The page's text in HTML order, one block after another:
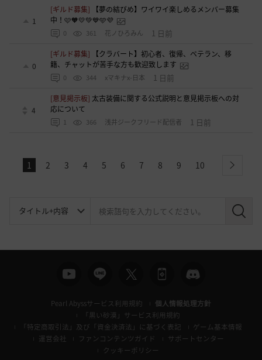
1
[ギルド募集]
【夢の結びめ】ワイワイ楽しめるメンバー募集
中！🩷🧡💛💚💙🩵💜
0 361 花ノひろみん 1 日前
0
[ギルド募集]
【クラバート】初心者、復帰、ベテラン、移
籍、チャットが苦手な方も歓迎致します
0 344 xマキナx-日本 1 日前
4
[意見掲示板] 太古装備に関する公式説明と意見掲示板への対
応について
1 366 浅井ジークフリード配信者 1 日前
1 2 3 4 5 6 7 8 9 10 next
検
Pearl Abyssサービス利用規約
個人情報処理方針
「黒い砂漠」サービス利用規約
「特定商取引法」及び「資金決済法」に基づく表記
ゲーム基本情報
運営会社
ファンコンテンツガイド
サポートセンター
クッキーポリシー